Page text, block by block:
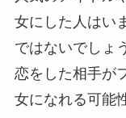
女にした人はい
ではないでしょ
恋をした相手が
女になれる可能